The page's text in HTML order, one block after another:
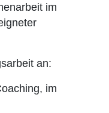
im
an:
im